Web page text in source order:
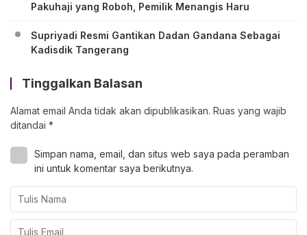
Pakuhaji yang Roboh, Pemilik Menangis Haru
Supriyadi Resmi Gantikan Dadan Gandana Sebagai
Kadisdik Tangerang
Tinggalkan Balasan
Alamat email Anda tidak akan dipublikasikan. Ruas yang wajib
ditandai *
Simpan nama, email, dan situs web saya pada peramban
ini untuk komentar saya berikutnya.